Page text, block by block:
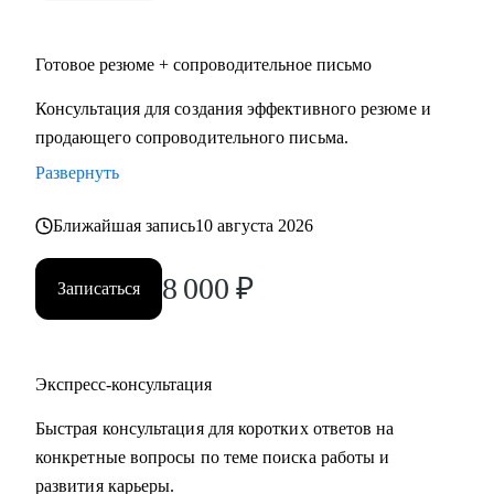
• Фешн и бьюти
• Спорт
• GR и внешняя политика
помогаю с самооценкой и определением перспектив. Могу
быть рядом в периоды, когда профессиональная поддержка
Готовое резюме + сопроводительное письмо
Консультация для создания эффективного резюме и
продающего сопроводительного письма.
Развернуть
Ближайшая запись10 августа 2026
Записаться 8 000 ₽
Экспресс-консультация
Быстрая консультация для коротких ответов на
конкретные вопросы по теме поиска работы и
развития карьеры.